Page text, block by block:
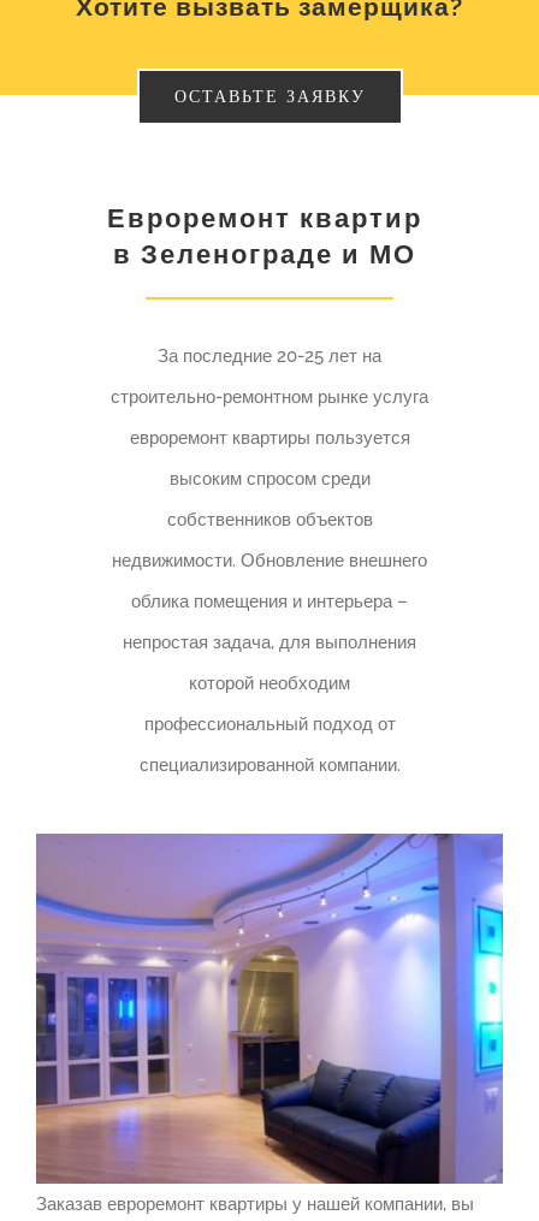
Хотите вызвать замерщика?
ОСТАВЬТЕ ЗАЯВКУ
Евроремонт квартир
в Зеленограде и МО
За последние 20-25 лет на
строительно-ремонтном рынке услуга
евроремонт квартиры пользуется
высоким спросом среди
собственников объектов
недвижимости. Обновление внешнего
облика помещения и интерьера –
непростая задача, для выполнения
которой необходим
профессиональный подход от
специализированной компании.
Заказав евроремонт квартиры у нашей компании, вы